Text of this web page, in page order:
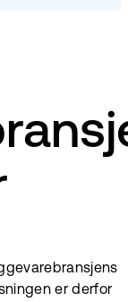
er derfor